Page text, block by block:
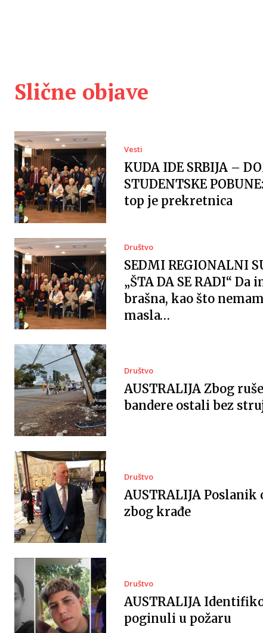
Slične objave
Vesti
KUDA IDE SRBIJA –
STUDENTSKE
top je prekretnica
Društvo
SEDMI REGIONALNI
„ŠTA DA SE RADI“ Da
brašna, kao što
masla…
Društvo
AUSTRALIJA Zbog
bandere ostali bez
Društvo
AUSTRALIJA Poslanik
zbog krađe
Društvo
AUSTRALIJA
poginuli u požaru